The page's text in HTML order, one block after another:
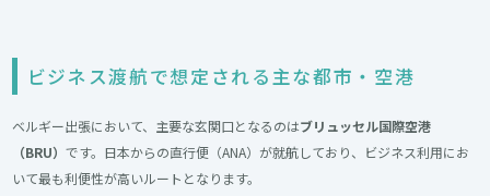
ビジネス渡航で想定される主な都市・空港
ベルギー出張において、主要な玄関口となるのはブリュッセル国際空港
（BRU）です。日本からの直行便（ANA）が就航しており、ビジネス利用にお
いて最も利便性が高いルートとなります。